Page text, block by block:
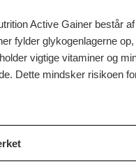
Active Gainer består
fylder glykogenlagerne
vigtige vitaminer og
Dette mindsker risikoen